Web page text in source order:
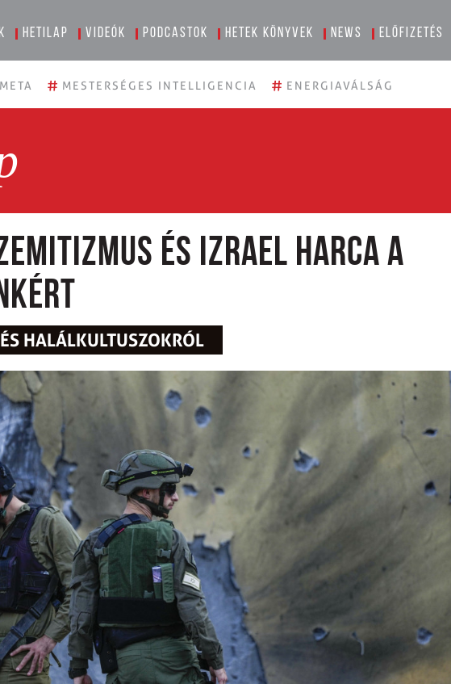
Hetilap Videók Podcastok Hetek könyvek News Előfizetés
META # MESTERSÉGES INTELLIGENCIA # ENERGIAVÁLSÁG
és Izrael harca a
HALÁLKULTUSZOKRÓL